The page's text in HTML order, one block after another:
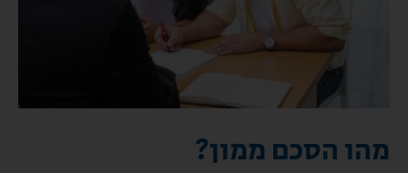
מהו הסכם ממון?